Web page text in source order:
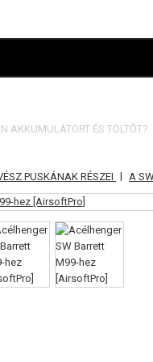
AKKUMULÁTORT ÉS TÖLTŐT?
PUSKÁNAK RÉSZEI | A